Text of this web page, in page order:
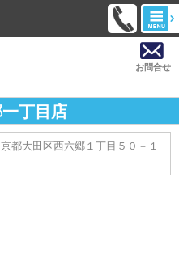
お問合せ
丁目店
都大田区西六郷１丁目５０－１